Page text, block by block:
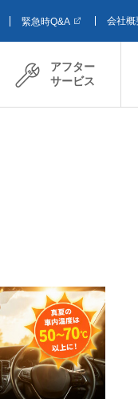
緊急時Q&A 会社概
アフター
サービス